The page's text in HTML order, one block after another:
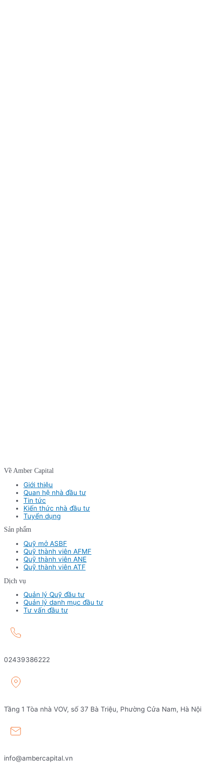
Về Amber Capital
Giới thiệu
Quan hệ nhà đầu tư
Tin tức
Kiến thức nhà đầu tư
Tuyển dụng
Sản phẩm
Quỹ mở ASBF
Quỹ thành viên AFMF
Quỹ thành viên ANE
Quỹ thành viên ATF
Dịch vụ
Quản lý Quỹ đầu tư
Quản lý danh mục đầu tư
Tư vấn đầu tư
02439386222
Tầng 1 Tòa nhà VOV, số 37 Bà Triệu, Phường Cửa Nam, Hà Nội
info@ambercapital.vn